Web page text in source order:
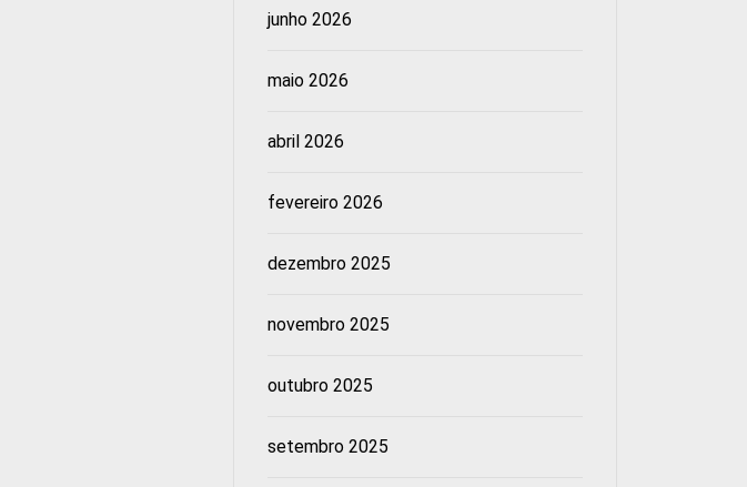
junho 2026
maio 2026
abril 2026
fevereiro 2026
dezembro 2025
novembro 2025
outubro 2025
setembro 2025